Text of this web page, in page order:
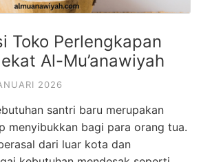
Toko Perlengkapan
Al-Mu’anawiyah
2026
santri baru merupakan
menyibukkan bagi para orang tua.
dari luar kota dan